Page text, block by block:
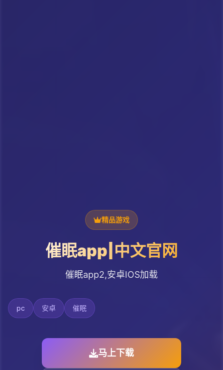
精品游戏
催眠app|中文官网
催眠app2,安卓IOS加载
pc 安卓 催眠
马上下载